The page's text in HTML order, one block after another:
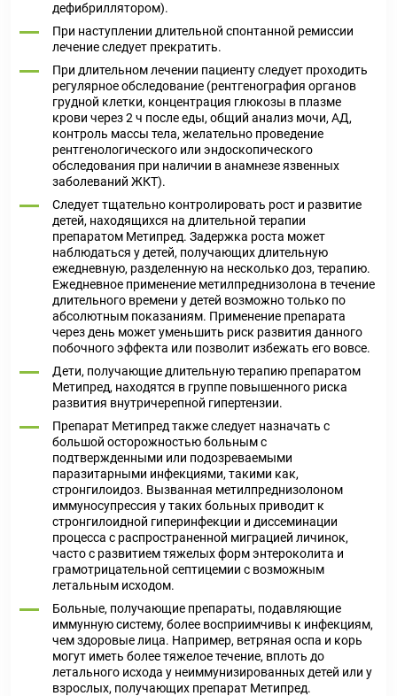
дефибриллятором).
При наступлении длительной спонтанной ремиссии
лечение следует прекратить.
При длительном лечении пациенту следует проходить
регулярное обследование (рентгенография органов
грудной клетки, концентрация глюкозы в плазме
крови через 2 ч после еды, общий анализ мочи, АД,
контроль массы тела, желательно проведение
рентгенологического или эндоскопического
обследования при наличии в анамнезе язвенных
заболеваний ЖКТ).
Следует тщательно контролировать рост и развитие
детей, находящихся на длительной терапии
препаратом Метипред. Задержка роста может
наблюдаться у детей, получающих длительную
ежедневную, разделенную на несколько доз, терапию.
Ежедневное применение метилпреднизолона в течение
длительного времени у детей возможно только по
абсолютным показаниям. Применение препарата
через день может уменьшить риск развития данного
побочного эффекта или позволит избежать его вовсе.
Дети, получающие длительную терапию препаратом
Метипред, находятся в группе повышенного риска
развития внутричерепной гипертензии.
Препарат Метипред также следует назначать с
большой осторожностью больным с
подтвержденными или подозреваемыми
паразитарными инфекциями, такими как,
стронгилоидоз. Вызванная метилпреднизолоном
иммуносупрессия у таких больных приводит к
стронгилоидной гиперинфекции и диссеминации
процесса с распространенной миграцией личинок,
часто с развитием тяжелых форм энтероколита и
грамотрицательной септицемии с возможным
летальным исходом.
Больные, получающие препараты, подавляющие
иммунную систему, более восприимчивы к инфекциям,
чем здоровые лица. Например, ветряная оспа и корь
могут иметь более тяжелое течение, вплоть до
летального исхода у неиммунизированных детей или у
взрослых, получающих препарат Метипред.